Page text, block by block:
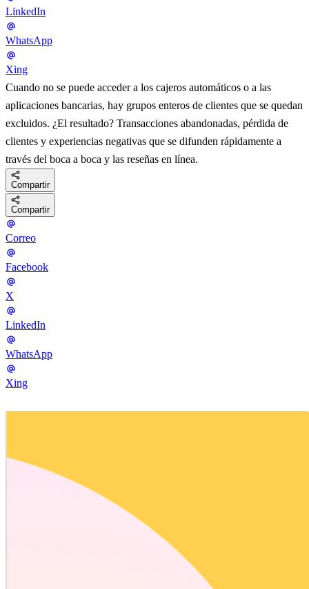
LinkedIn
WhatsApp
Xing
Cuando no se puede acceder a los cajeros automáticos o a las
aplicaciones bancarias, hay grupos enteros de clientes que se quedan
excluidos. ¿El resultado? Transacciones abandonadas, pérdida de
clientes y experiencias negativas que se difunden rápidamente a
través del boca a boca y las reseñas en línea.
Compartir
Compartir
Correo
Facebook
X
LinkedIn
WhatsApp
Xing